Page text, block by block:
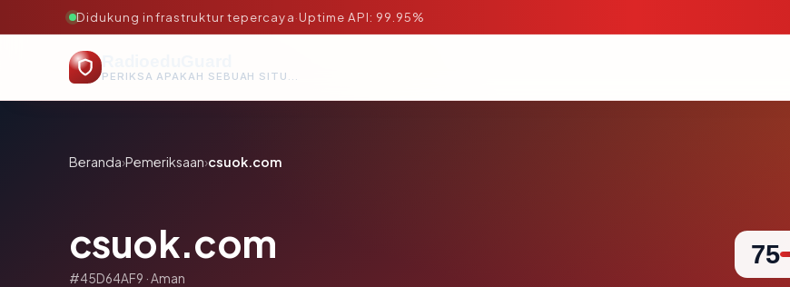
Didukung infrastruktur tepercaya·Uptime API: 99.95%
PERIKSA APAKAH SEBUAH SITUS AMAN, TEPERCAYA, DAN TERVERIFIKASI DALAM HITUNGAN DETIK.
Beranda›Pemeriksaan›csuok.com
csuok.com
#45D64AF9 · Aman
75